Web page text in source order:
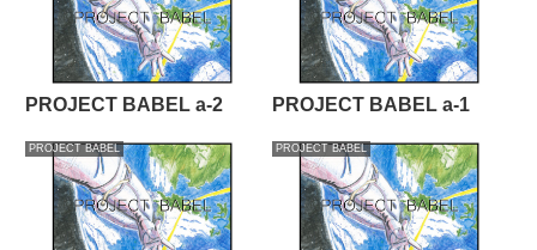
PROJECT BABEL a-2 PROJECT BABEL a-1
PROJECT BABEL PROJECT BABEL